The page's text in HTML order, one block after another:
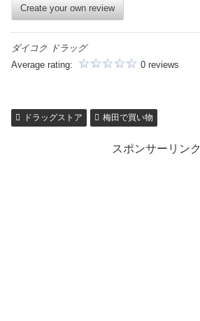
Create your own review
ダイコク ドラッグ
Average rating:
0 reviews
ドラッグストア 梅田で買い物
スポンサーリンク